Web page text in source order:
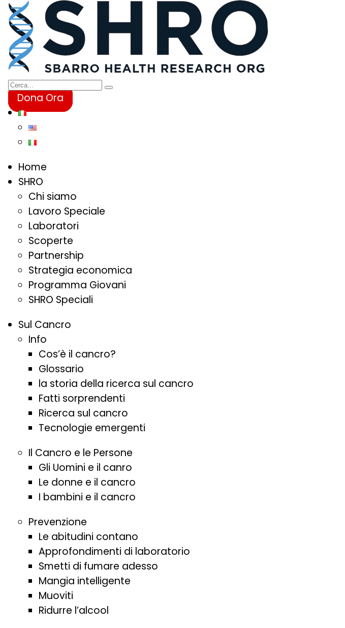
Dona Ora
Home
SHRO
Chi siamo
Lavoro Speciale
Laboratori
Scoperte
Partnership
Strategia economica
Programma Giovani
SHRO Speciali
Sul Cancro
Info
Cos’è il cancro?
Glossario
la storia della ricerca sul cancro
Fatti sorprendenti
Ricerca sul cancro
Tecnologie emergenti
Il Cancro e le Persone
Gli Uomini e il canro
Le donne e il cancro
I bambini e il cancro
Prevenzione
Le abitudini contano
Approfondimenti di laboratorio
Smetti di fumare adesso
Mangia intelligente
Muoviti
Ridurre l’alcool